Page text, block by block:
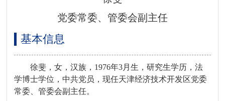
党委常委、管委会副主任
基本信息
徐斐，女，汉族，1976年3月生，研究生学历，法
学博士学位，中共党员，现任天津经济技术开发区党委
常委、管委会副主任。